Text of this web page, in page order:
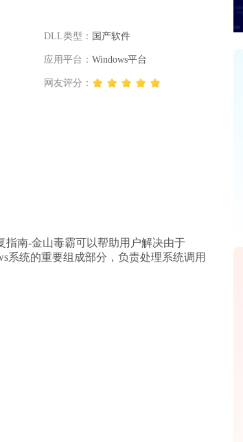
DLL类型： 国产软件
应用平台：Windows平台
网友评分：
指南-金山毒霸可以帮助用户解决由于
系统的重要组成部分，负责处理系统调用